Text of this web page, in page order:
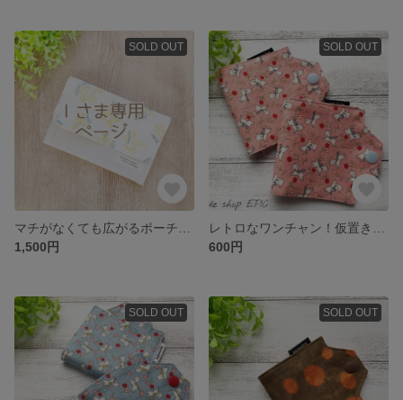
SOLD OUT
1,500円
SOLD OUT
600円
SOLD OUT SOLD OUT